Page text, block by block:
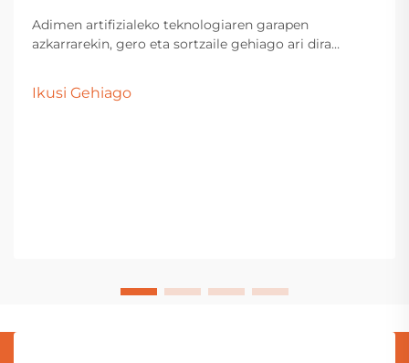
Adimen artifizialeko teknologiaren garapen
azkarrarekin, gero eta sortzaile gehiago ari dira
hauek lagin fisiko bihurtu direnean, askotan tarte bat
Ikusi Gehiago